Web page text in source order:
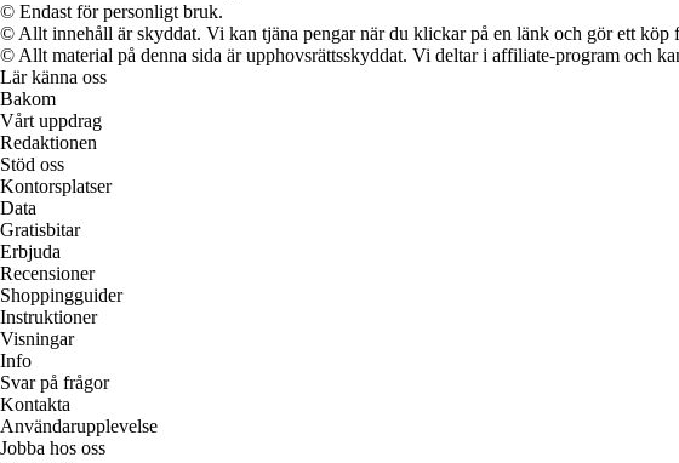
© Endast för personligt bruk.
© Allt innehåll är skyddat. Vi kan tjäna pengar när du klickar på en länk och gör ett köp
© Allt material på denna sida är upphovsrättsskyddat. Vi deltar i affiliate-program och
Lär känna oss
Bakom
Vårt uppdrag
Redaktionen
Stöd oss
Kontorsplatser
Data
Gratisbitar
Erbjuda
Recensioner
Shoppingguider
Instruktioner
Visningar
Info
Svar på frågor
Kontakta
Användarupplevelse
Jobba hos oss